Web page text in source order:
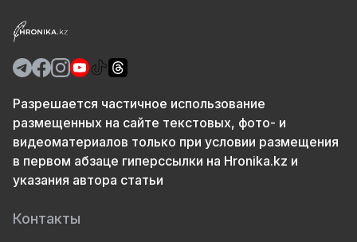
Разрешается частичное использование
размещенных на сайте текстовых, фото- и
видеоматериалов только при условии размещения
в первом абзаце гиперссылки на Hronika.kz и
указания автора статьи
Контакты